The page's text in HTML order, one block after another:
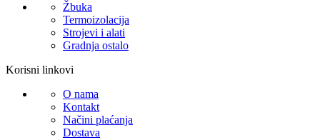
Žbuka
Termoizolacija
Strojevi i alati
Gradnja ostalo
Korisni linkovi
O nama
Kontakt
Načini plaćanja
Dostava